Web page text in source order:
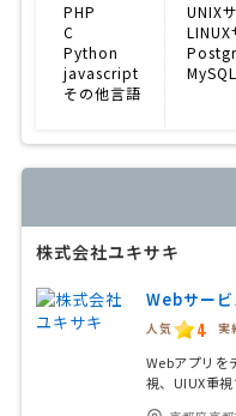
PHP
C
Python
javascript
その他言語
UNIX
LINUX
MySQL
株式会社ユキサキ
Webサー
人気 4 実
Webアプリを
視、UIUX重視